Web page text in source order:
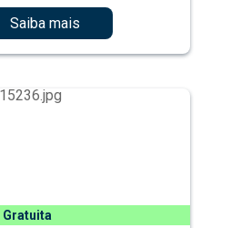
Saiba mais
Gratuita